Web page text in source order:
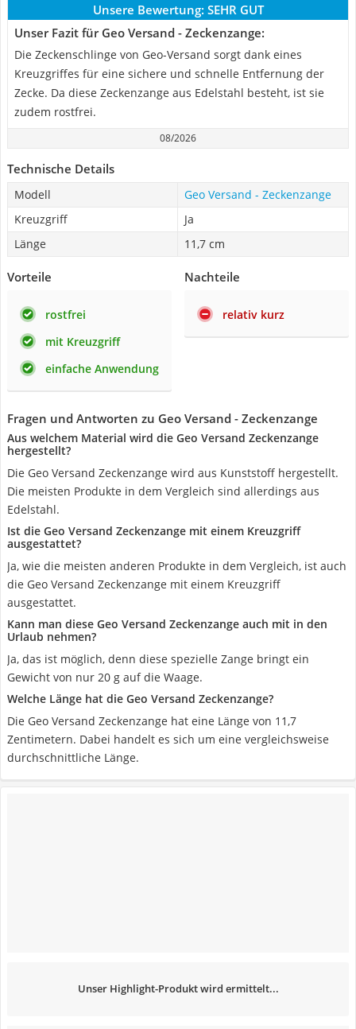
Unsere Bewertung: SEHR GUT
Unser Fazit für Geo Versand - Zeckenzange:
Die Zeckenschlinge von Geo-Versand sorgt dank eines
Kreuzgriffes für eine sichere und schnelle Entfernung der
Zecke. Da diese Zeckenzange aus Edelstahl besteht, ist sie
zudem rostfrei.
08/2026
Technische Details
Modell
Geo Versand - Zeckenzange
Kreuzgriff
Ja
Länge
11,7 cm
Vorteile
rostfrei
mit Kreuzgriff
einfache Anwendung
Nachteile
relativ kurz
Fragen und Antworten zu Geo Versand - Zeckenzange
Aus welchem Material wird die Geo Versand Zeckenzange
hergestellt?
Die Geo Versand Zeckenzange wird aus Kunststoff hergestellt.
Die meisten Produkte in dem Vergleich sind allerdings aus
Edelstahl.
Ist die Geo Versand Zeckenzange mit einem Kreuzgriff
ausgestattet?
Ja, wie die meisten anderen Produkte in dem Vergleich, ist auch
die Geo Versand Zeckenzange mit einem Kreuzgriff
ausgestattet.
Kann man diese Geo Versand Zeckenzange auch mit in den
Urlaub nehmen?
Ja, das ist möglich, denn diese spezielle Zange bringt ein
Gewicht von nur 20 g auf die Waage.
Welche Länge hat die Geo Versand Zeckenzange?
Die Geo Versand Zeckenzange hat eine Länge von 11,7
Zentimetern. Dabei handelt es sich um eine vergleichsweise
durchschnittliche Länge.
Unser Highlight-Produkt wird ermittelt...